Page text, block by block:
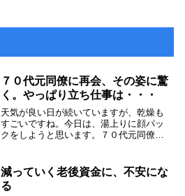
７０代元同僚に再会、その姿に驚
く。やっぱり立ち仕事は・・・
天気が良い日が続いていますが、乾燥も
すごいですね。今日は、湯上りに顔パッ
クをしようと思います。７０代元同僚
だいてました。私が昨年５月に退社、そ
の後、彼女は昨年の１０月に...
減っていく老後資金に、不安にな
る